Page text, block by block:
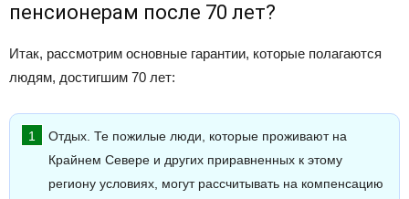
пенсионерам после 70 лет?
Итак, рассмотрим основные гарантии, которые полагаются
людям, достигшим 70 лет:
Отдых. Те пожилые люди, которые проживают на
Крайнем Севере и других приравненных к этому
региону условиях, могут рассчитывать на компенсацию